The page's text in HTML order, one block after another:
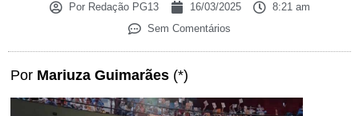
PorRedação PG13 16/03/2025
8:21 am
Sem Comentários
Por Mariuza Guimarães (*)